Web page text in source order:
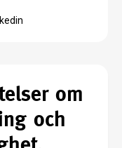
om
och